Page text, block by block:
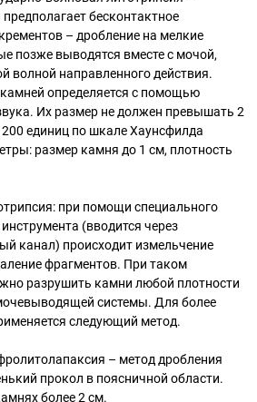
бесконтактное
– дробление на мелкие
позже выводятся вместе с мочой,
волной направленного действия.
определяется с помощью
Их размер не должен превышать 2
единиц по шкале Хаунсфилда
размер камня до 1 см, плотность
при помощи специального
(вводится через
канал) происходит измельчение
фрагментов. При таком
разрушить камни любой плотности
системы. Для более
следующий метод.
– метод дробления
прокол в поясничной области.
более 2 см.